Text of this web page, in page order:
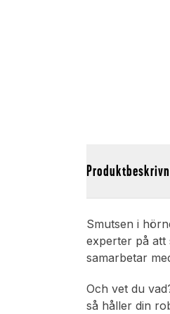
Smutsen i
experter på att
samarbetar
Och vet du
så håller din